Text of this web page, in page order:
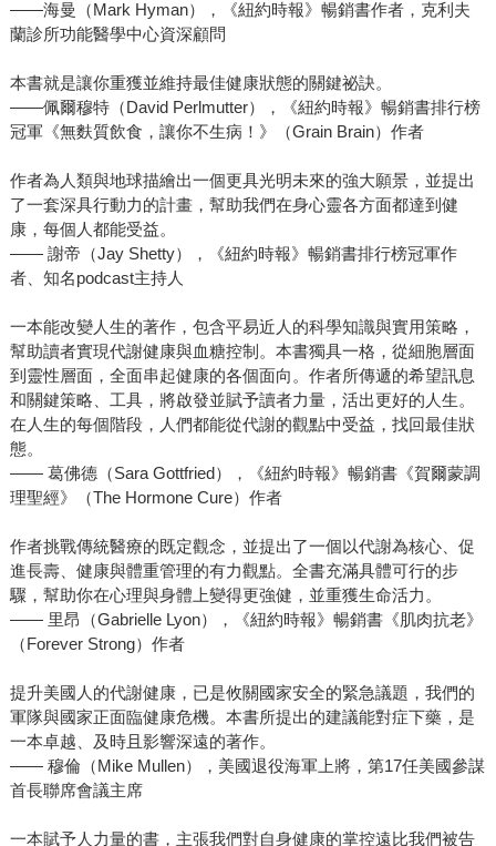
——海曼（Mark Hyman），《紐約時報》暢銷書作者，克利夫
蘭診所功能醫學中心資深顧問
本書就是讓你重獲並維持最佳健康狀態的關鍵祕訣。
——佩爾穆特（David Perlmutter），《紐約時報》暢銷書排行榜
冠軍《無麩質飲食，讓你不生病！》（Grain Brain）作者
作者為人類與地球描繪出一個更具光明未來的強大願景，並提出
了一套深具行動力的計畫，幫助我們在身心靈各方面都達到健
康，每個人都能受益。
—— 謝帝（Jay Shetty），《紐約時報》暢銷書排行榜冠軍作
者、知名podcast主持人
一本能改變人生的著作，包含平易近人的科學知識與實用策略，
幫助讀者實現代謝健康與血糖控制。本書獨具一格，從細胞層面
到靈性層面，全面串起健康的各個面向。作者所傳遞的希望訊息
和關鍵策略、工具，將啟發並賦予讀者力量，活出更好的人生。
在人生的每個階段，人們都能從代謝的觀點中受益，找回最佳狀
態。
—— 葛佛德（Sara Gottfried），《紐約時報》暢銷書《賀爾蒙調
理聖經》（The Hormone Cure）作者
作者挑戰傳統醫療的既定觀念，並提出了一個以代謝為核心、促
進長壽、健康與體重管理的有力觀點。全書充滿具體可行的步
驟，幫助你在心理與身體上變得更強健，並重獲生命活力。
—— 里昂（Gabrielle Lyon），《紐約時報》暢銷書《肌肉抗老》
（Forever Strong）作者
提升美國人的代謝健康，已是攸關國家安全的緊急議題，我們的
軍隊與國家正面臨健康危機。本書所提出的建議能對症下藥，是
一本卓越、及時且影響深遠的著作。
—— 穆倫（Mike Mullen），美國退役海軍上將，第17任美國參謀
首長聯席會議主席
一本賦予人力量的書，主張我們對自身健康的掌控遠比我們被告